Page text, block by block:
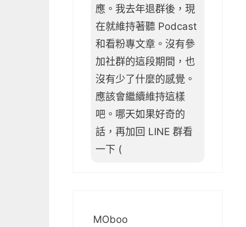
應。我去年退群後，現
在就維持著聽 Podcast
和看粉專文章。沒有參
加社群的這段期間，也
沒有少了什麼的感覺。
應該會繼續維持這樣
吧。哪天如果好奇的
話，再加回 LINE 群看
一下 (
MOboo